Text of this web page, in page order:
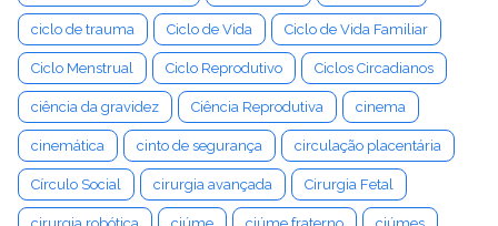
ciclo de trauma Ciclo de Vida Ciclo de Vida Familiar
Ciclo Menstrual Ciclo Reprodutivo Ciclos Circadianos
ciência da gravidez Ciência Reprodutiva cinema
cinemática cinto de segurança circulação placentária
Círculo Social cirurgia avançada Cirurgia Fetal